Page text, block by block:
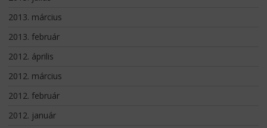
2013. március
2013. február
2012. április
2012. március
2012. február
2012. január